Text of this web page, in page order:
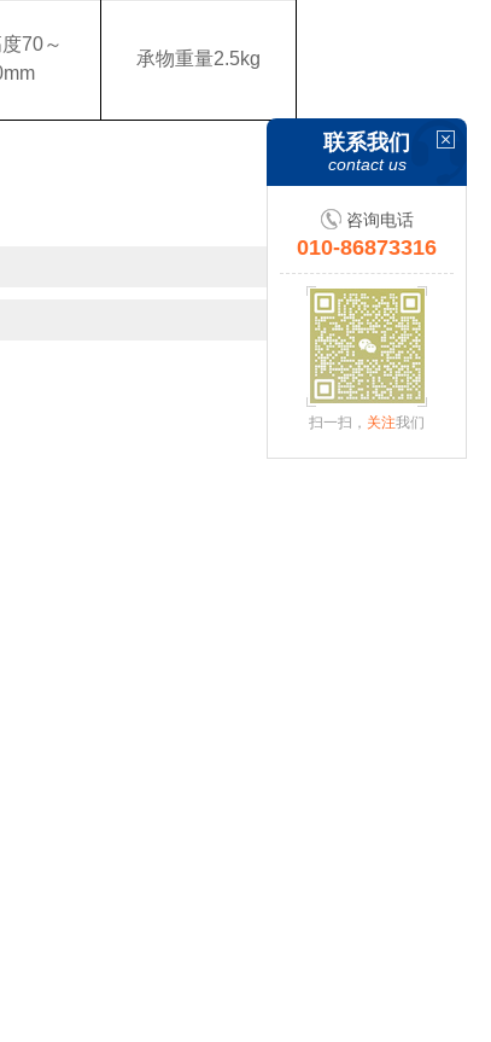
70～
承物重量2.5kg
联系我们
contact us
咨询电话
010-86873316
扫一扫， 关注我们